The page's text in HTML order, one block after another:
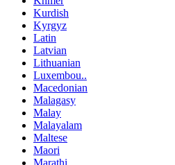
Kurdish
Kyrgyz
Latin
Latvian
Lithuanian
Luxembou..
Macedonian
Malagasy
Malay
Malayalam
Maltese
Maori
Marathi